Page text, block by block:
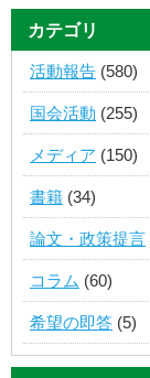
カテゴリ
活動報告 (580)
国会活動 (255)
メディア (150)
書籍 (34)
論文・政策提言
コラム (60)
希望の即答 (5)